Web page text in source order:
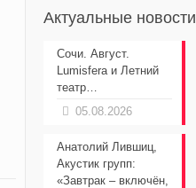
Актуальные новости
Сочи. Август.
Lumisfera и Летний
театр…
05.08.2026
Анатолий Лившиц,
Акустик групп:
«Завтрак – включён,